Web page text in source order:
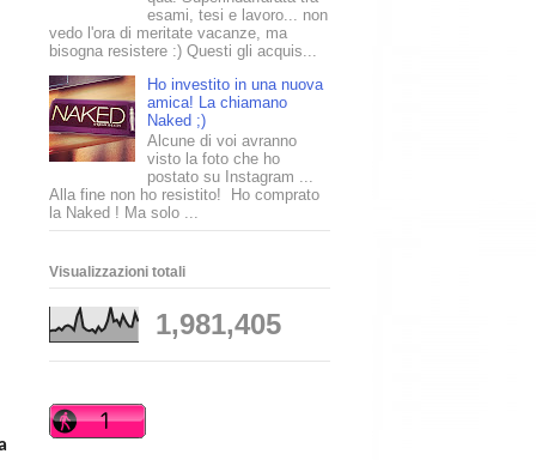
esami, tesi e lavoro... non
vedo l'ora di meritate vacanze, ma
bisogna resistere :) Questi gli acquis...
Ho investito in una nuova
amica! La chiamano
Naked ;)
Alcune di voi avranno
visto la foto che ho
postato su Instagram ...
Alla fine non ho resistito! Ho comprato
la Naked ! Ma solo ...
Visualizzazioni totali
1,981,405